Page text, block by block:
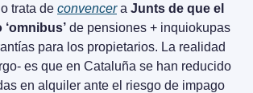
trata de convencer a Junts de que el
de pensiones + inquiokupas
para los propietarios. La realidad
es que en Cataluña se han reducido
en alquiler ante el riesgo de impago